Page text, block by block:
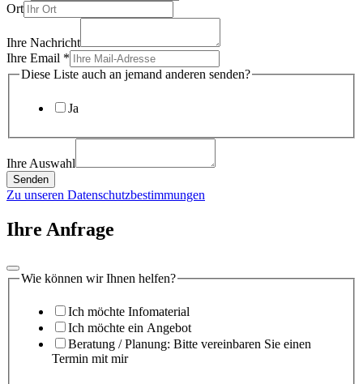
Ort
Ihre Nachricht
Ihre Email *
Diese Liste auch an jemand anderen senden?
Ja
Ihre Auswahl
Senden
Zu unseren Datenschutzbestimmungen
Ihre Anfrage
Wie können wir Ihnen helfen?
Ich möchte Infomaterial
Ich möchte ein Angebot
Beratung / Planung: Bitte vereinbaren Sie einen
Termin mit mir